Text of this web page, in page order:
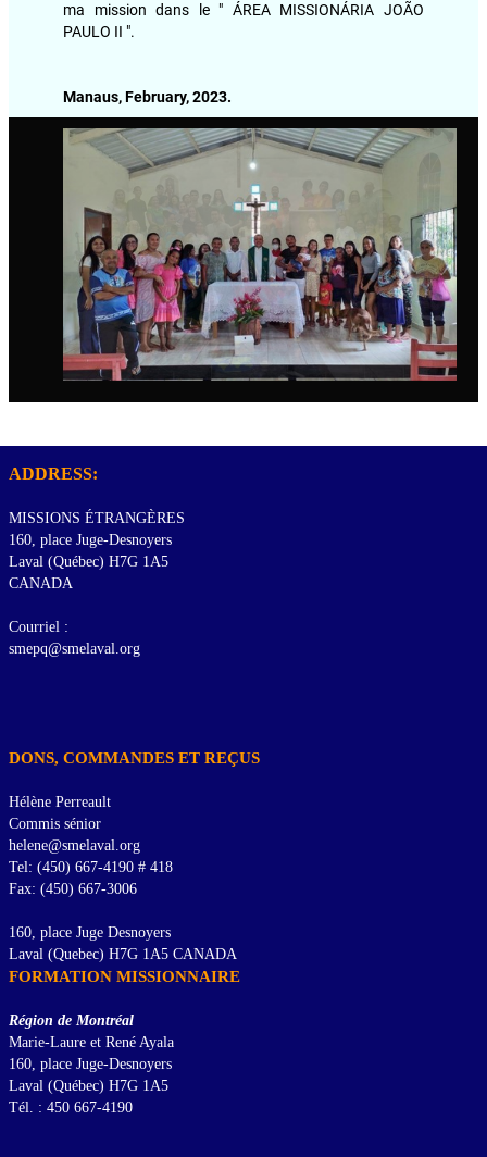
ma mission dans le " ÁREA MISSIONÁRIA JOÃO
PAULO II ".
Manaus, February, 2023.
ADDRESS:
MISSIONS ÉTRANGÈRES
160, place Juge-Desnoyers
Laval (Québec) H7G 1A5
CANADA
Courriel :
smepq@smelaval.org
DONS, COMMANDES ET REÇUS
Hélène Perreault
Commis sénior
helene@smelaval.org
Tel: (450) 667-4190 # 418
Fax: (450) 667-3006
160, place Juge Desnoyers
Laval (Quebec) H7G 1A5 CANADA
FORMATION MISSIONNAIRE
Région de Montréal
Marie-Laure et René Ayala
160, place Juge-Desnoyers
Laval (Québec) H7G 1A5
Tél. : 450 667-4190